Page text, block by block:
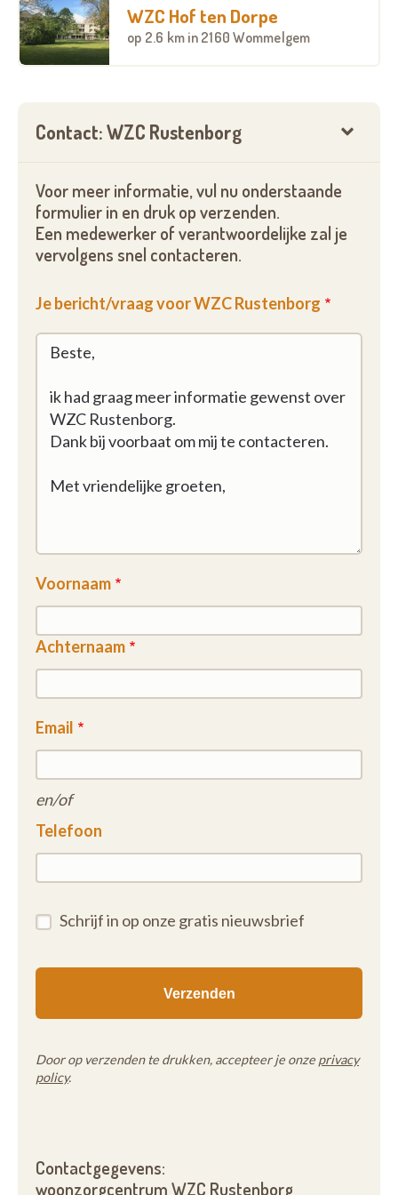
WZC Hof ten Dorpe
op 2.6 km in 2160 Wommelgem
Contact: WZC Rustenborg
Voor meer informatie, vul nu onderstaande
formulier in en druk op verzenden.
Een medewerker of verantwoordelijke zal je
vervolgens snel contacteren.
Je bericht/vraag voor WZC Rustenborg
Voornaam
Achternaam
Email
en/of
Telefoon
Schrijf in op onze gratis nieuwsbrief
Door op verzenden te drukken, accepteer je onze privacy
policy.
Contactgegevens:
woonzorgcentrum WZC Rustenborg